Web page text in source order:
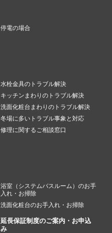
停電の場合
水栓金具のトラブル解決
キッチンまわりのトラブル解決
洗面化粧台まわりのトラブル解決
冬場に多いトラブル事象と対応
修理に関するご相談窓口
浴室（システムバスルーム）のお手
入れ・お掃除
洗面化粧台のお手入れ・お掃除
延長保証制度のご案内・お申込
み